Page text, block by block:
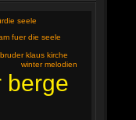
berge
winter melodien
fuer die seele
seele
bruder klaus kirche